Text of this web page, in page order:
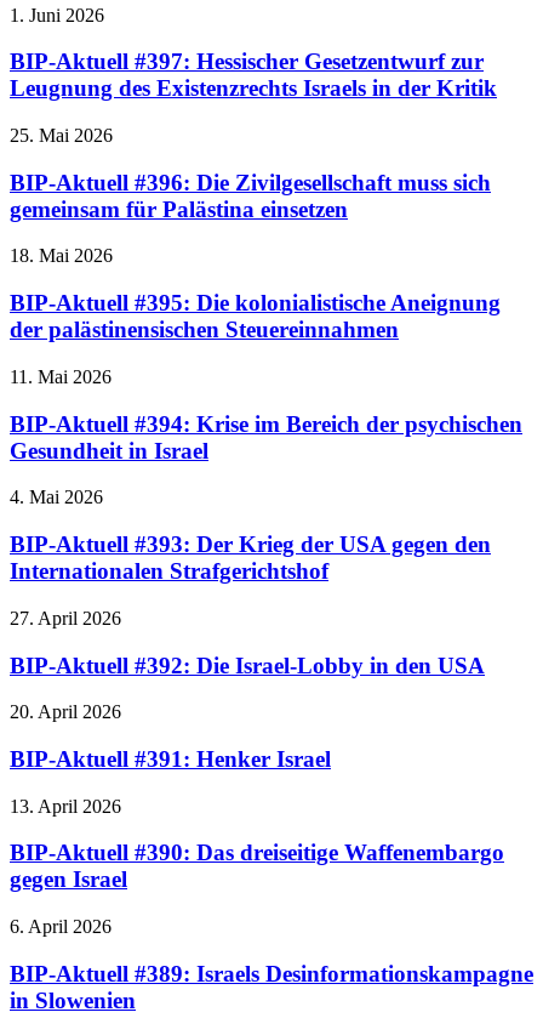
1. Juni 2026
BIP-Aktuell #397: Hessischer Gesetzentwurf zur
Leugnung des Existenzrechts Israels in der Kritik
25. Mai 2026
BIP-Aktuell #396: Die Zivilgesellschaft muss sich
gemeinsam für Palästina einsetzen
18. Mai 2026
BIP-Aktuell #395: Die kolonialistische Aneignung
der palästinensischen Steuereinnahmen
11. Mai 2026
BIP-Aktuell #394: Krise im Bereich der psychischen
Gesundheit in Israel
4. Mai 2026
BIP-Aktuell #393: Der Krieg der USA gegen den
Internationalen Strafgerichtshof
27. April 2026
BIP-Aktuell #392: Die Israel-Lobby in den USA
20. April 2026
BIP-Aktuell #391: Henker Israel
13. April 2026
BIP-Aktuell #390: Das dreiseitige Waffenembargo
gegen Israel
6. April 2026
BIP-Aktuell #389: Israels Desinformationskampagne
in Slowenien